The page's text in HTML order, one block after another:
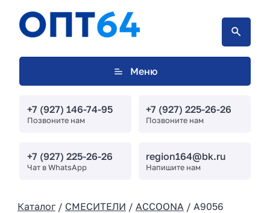
Меню
+7 (927) 146-74-95
Позвоните нам
+7 (927) 225-26-26
Позвоните нам
+7 (927) 225-26-26
Чат в WhatsApp
region164@bk.ru
Напишите нам
Каталог/ СМЕСИТЕЛИ / ACCOONA / A9056